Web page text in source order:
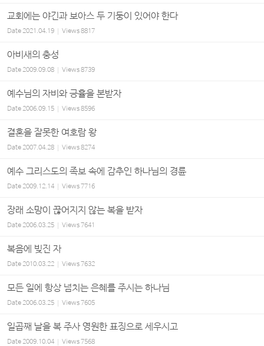
교회에는 야긴과 보아스 두 기둥이 있어야 한다
Date2021.04.19 Views8817
아비새의 충성
Date2009.09.08 Views8739
예수님의 자비와 긍휼을 본받자
Date2006.09.15 Views8596
결혼을 잘못한 여호람 왕
Date2007.04.28 Views8274
예수 그리스도의 족보 속에 감추인 하나님의 경륜
Date2009.12.14 Views7716
장래 소망이 끊어지지 않는 복을 받자
Date2006.03.25 Views7641
복음에 빚진 자
Date2010.03.22 Views7632
모든 일에 항상 넘치는 은혜를 주시는 하나님
Date2006.03.25 Views7605
일곱째 날을 복 주사 영원한 표징으로 세우시고
Date2009.10.04 Views7568